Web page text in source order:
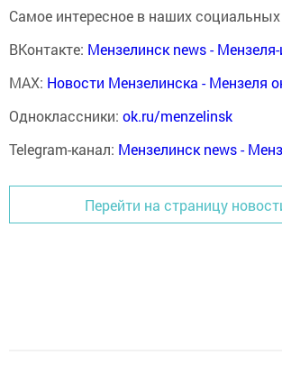
Самое интересное в наших социальных
ВКонтакте: Мензелинск news -
MAX: Новости Мензелинска - Мензеля
Одноклассники: ok.ru/menzelinsk
Telegram-канал: Мензелинск news -
Перейти на страницу